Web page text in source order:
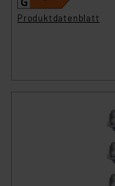
Produktdatenblatt